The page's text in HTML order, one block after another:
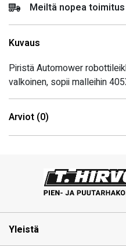
Meiltä nopea toimitus
Kuvaus
Piristä Automower
valkoinen, sopii malleihin
Arviot (0)
Yleistä